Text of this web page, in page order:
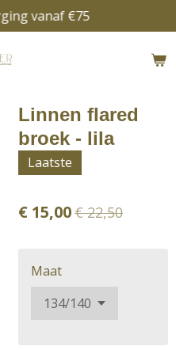
vanaf €75
Linnen flared
broek - lila
Laatste
€ 15,00€ 22,50
Maat